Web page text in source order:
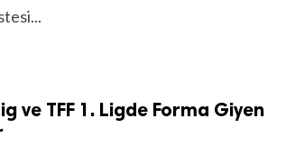
ve TFF 1. Ligde Forma Giyen